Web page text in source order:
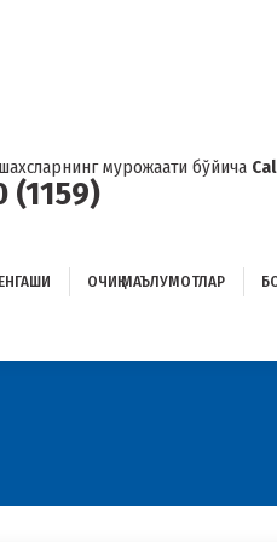
мурожаати бўйича
(1159)
ОЧИҚ МАЪЛУМОТЛАР